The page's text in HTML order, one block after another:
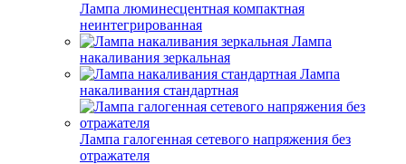
Лампа люминесцентная компактная
неинтегрированная
Лампа
накаливания зеркальная
Лампа
накаливания стандартная
Лампа галогенная сетевого напряжения без
отражателя